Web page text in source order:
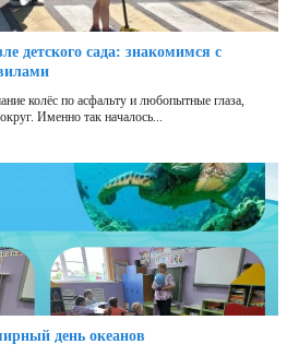
детского сада: знакомимся с
колёс по асфальту и любопытные глаза,
Именно так началось...
день океанов